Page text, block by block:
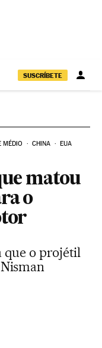
SUSCRÍBETE
MÉDIO CHINA EUA
matou
o
que o projétil